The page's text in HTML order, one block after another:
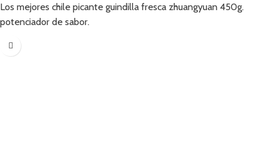
Los mejores chile picante guindilla fresca zhuangyuan 450g.
potenciador de sabor.